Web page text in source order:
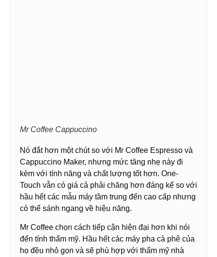
Mr Coffee Cappuccino
Nó đắt hơn một chút so với Mr Coffee Espresso và
Cappuccino Maker, nhưng mức tăng nhẹ này đi
kèm với tính năng và chất lượng tốt hơn. One-
Touch vẫn có giá cả phải chăng hơn đáng kể so với
hầu hết các mẫu máy tầm trung đến cao cấp nhưng
có thể sánh ngang về hiệu năng.
Mr Coffee chọn cách tiếp cận hiện đại hơn khi nói
đến tính thẩm mỹ. Hầu hết các máy pha cà phê của
họ đều nhỏ gọn và sẽ phù hợp với thẩm mỹ nhà